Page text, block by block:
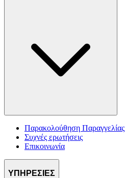
Παρακολούθηση Παραγγελίας
Συχνές ερωτήσεις
Επικοινωνία
ΥΠΗΡΕΣΙΕΣ